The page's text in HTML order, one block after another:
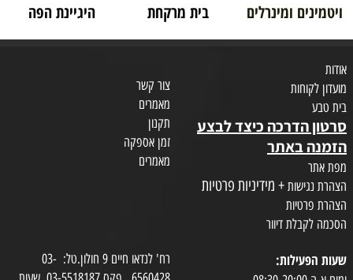
ויטמינים ומינרלים בית מרקחת היגיינת הפה
אודות
מועדון לקוחות
בית טבע
סרטון הדרכה כיצד לבצע
הזמנה באתר
מפת אתר
הצהרת נגישות + מידיניות פרטיות
הצהרת פרטיות
הסכמה לקבלת דיוור
צור קשר
מאמרים
תקנון
זמן אספקה
מאמרים
שעות הפעילות:
רח' לנדאו חיים 9 חולון.טל: 03-